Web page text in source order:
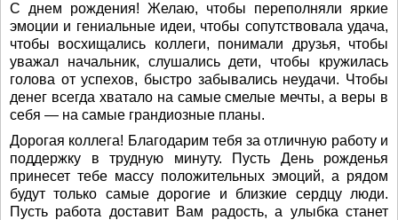
С днем рождения! Желаю, чтобы переполняли яркие
эмоции и гениальные идеи, чтобы сопутствовала удача,
чтобы восхищались коллеги, понимали друзья, чтобы
уважал начальник, слушались дети, чтобы кружилась
голова от успехов, быстро забывались неудачи. Чтобы
денег всегда хватало на самые смелые мечты, а веры в
себя — на самые грандиозные планы.
Дорогая коллега! Благодарим тебя за отличную работу и
поддержку в трудную минуту. Пусть День рожденья
принесет тебе массу положительных эмоций, а рядом
будут только самые дорогие и близкие сердцу люди.
Пусть работа доставит Вам радость, а улыбка станет